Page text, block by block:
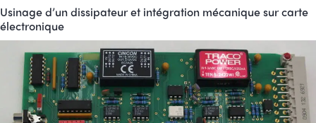
Usinage d’un dissipateur et intégration mécanique sur carte
électronique